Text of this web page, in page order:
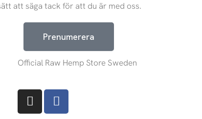
att säga tack för att du är med oss.
Prenumerera
Official Raw Hemp Store Sweden
I
n
F
a